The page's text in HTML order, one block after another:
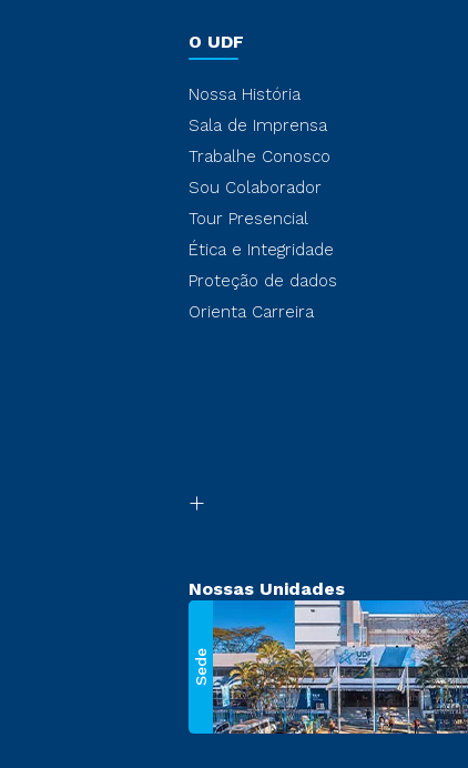
O UDF
Nossa História
Sala de Imprensa
Trabalhe Conosco
Sou Colaborador
Tour Presencial
Ética e Integridade
Proteção de dados
Orienta Carreira
Nossas Unidades
Sede